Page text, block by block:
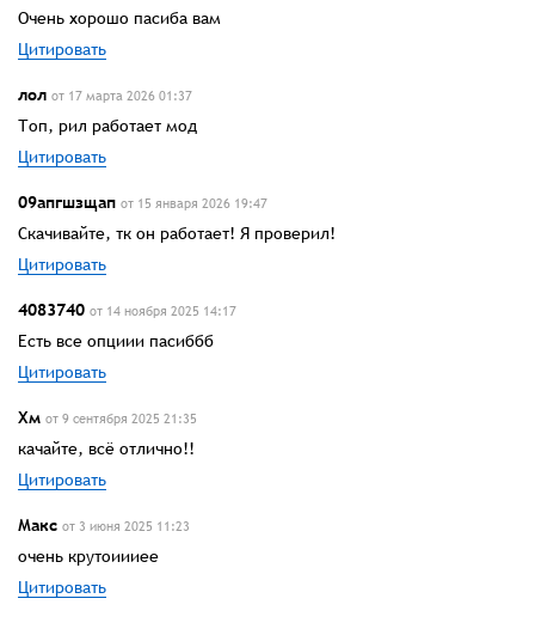
Очень хорошо пасиба вам
Цитировать
лол от 17 марта 2026 01:37
Топ, рил работает мод
Цитировать
09апгшзщап от 15 января 2026 19:47
Скачивайте, тк он работает! Я проверил!
Цитировать
4083740 от 14 ноября 2025 14:17
Есть все опциии пасиббб
Цитировать
Хм от 9 сентября 2025 21:35
качайте, всё отлично!!
Цитировать
Макс от 3 июня 2025 11:23
очень крутоиииее
Цитировать